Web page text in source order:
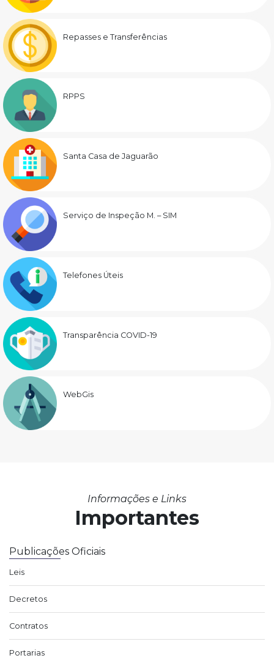
Repasses e Transferências
RPPS
Santa Casa de Jaguarão
Serviço de Inspeção M. – SIM
Telefones Úteis
Transparência COVID-19
WebGis
Informações e Links
Importantes
Publicações Oficiais
Leis
Decretos
Contratos
Portarias